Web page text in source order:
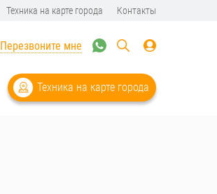
Техника на карте города Контакты
Перезвоните мне
Техника на карте города